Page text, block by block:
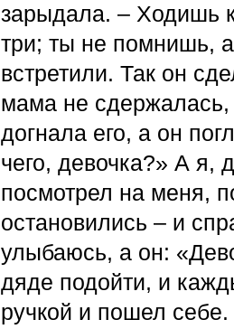
зарыдала. – Ходишь
три; ты не помнишь,
встретили. Так он
мама не
догнала его, а он
чего, девочка?» А я,
посмотрел на меня,
остановились – и
улыбаюсь, а он:
дяде подойти, и
ручкой и пошел